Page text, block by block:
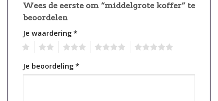
Wees de eerste om “middelgrote koffer” te
beoordelen
Je waardering *
Je beoordeling *